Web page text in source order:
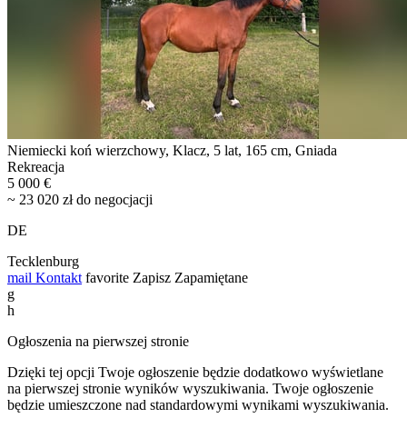
Niemiecki koń wierzchowy, Klacz, 5 lat, 165 cm, Gniada
Rekreacja
5 000 €
~ 23 020 zł do negocjacji
DE
Tecklenburg
mail Kontakt favorite Zapisz Zapamiętane
g
h
Ogłoszenia na pierwszej stronie
Dzięki tej opcji Twoje ogłoszenie będzie dodatkowo wyświetlane
na pierwszej stronie wyników wyszukiwania. Twoje ogłoszenie
będzie umieszczone nad standardowymi wynikami wyszukiwania.